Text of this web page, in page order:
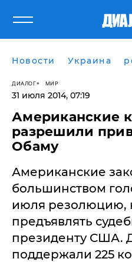
Новости Украина
ДИАЛОГ МИР
31 июля 2014, 07:19
​Американские
разрешили
Обаму
Американские
большинством
июля резолюцию,
предъявлять
президенту США.
поддержали 225